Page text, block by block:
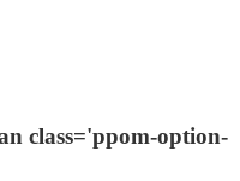
class='ppom-option-